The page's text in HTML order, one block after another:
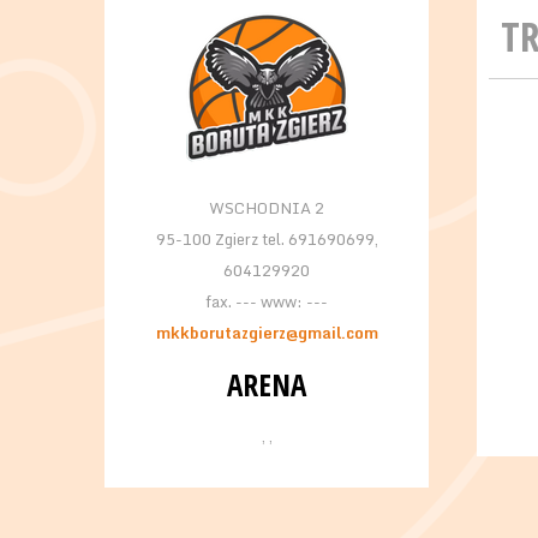
WSCHODNIA 2
95-100 Zgierz tel. 691690699,
604129920
fax. --- www: ---
mkkborutazgierz@gmail.com
ARENA
, ,